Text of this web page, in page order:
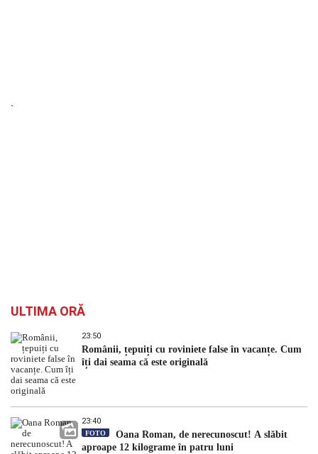
`
ULTIMA ORĂ
23:50
Românii, țepuiți cu roviniete false în vacanțe. Cum
îți dai seama că este originală
23:40
FOTO
Oana Roman, de nerecunoscut! A slăbit
aproape 12 kilograme în patru luni